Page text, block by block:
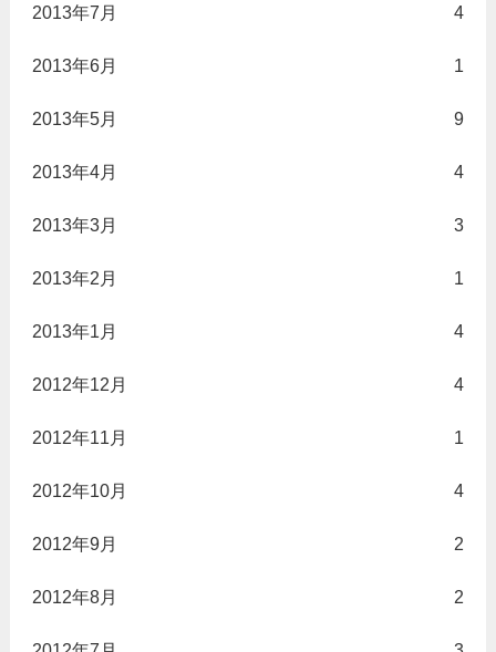
2013年7月 4
2013年6月 1
2013年5月 9
2013年4月 4
2013年3月 3
2013年2月 1
2013年1月 4
2012年12月 4
2012年11月 1
2012年10月 4
2012年9月 2
2012年8月 2